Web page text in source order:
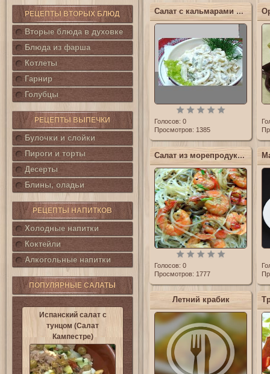
РЕЦЕПТЫ ВТОРЫХ БЛЮД
Вторые блюда в духовке
Блюда из фарша
Котлеты
Гарнир
Голубцы
РЕЦЕПТЫ ВЫПЕЧКИ
Булочки и слойки
Пироги и торты
Десерты
Блины, оладьи
РЕЦЕПТЫ НАПИТКОВ
Холодные напитки
Коктейли
Алкогольные напитки
ПОПУЛЯРНЫЕ САЛАТЫ
Испанский салат с
тунцом (Салат
Кампестре)
Салат с кальмарами и грибами
Голосов: 0
Просмотров: 1385
Салат из морепродуктов с рисовой лапшой
Голосов: 0
Просмотров: 1777
Летний крабик